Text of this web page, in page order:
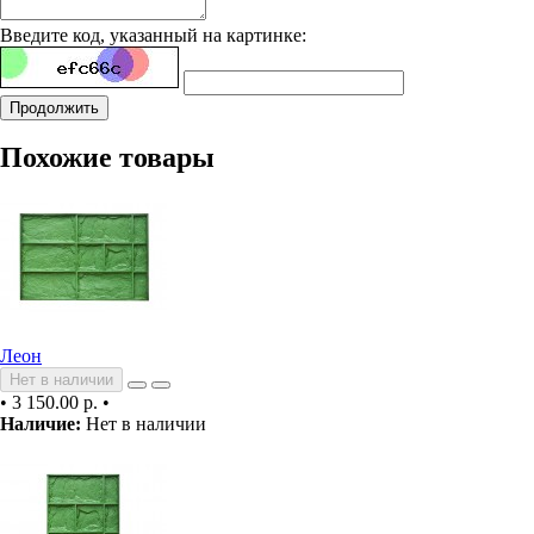
Введите код, указанный на картинке:
Продолжить
Похожие товары
Леон
Нет в наличии
• 3 150.00 р. •
Наличие: Нет в наличии